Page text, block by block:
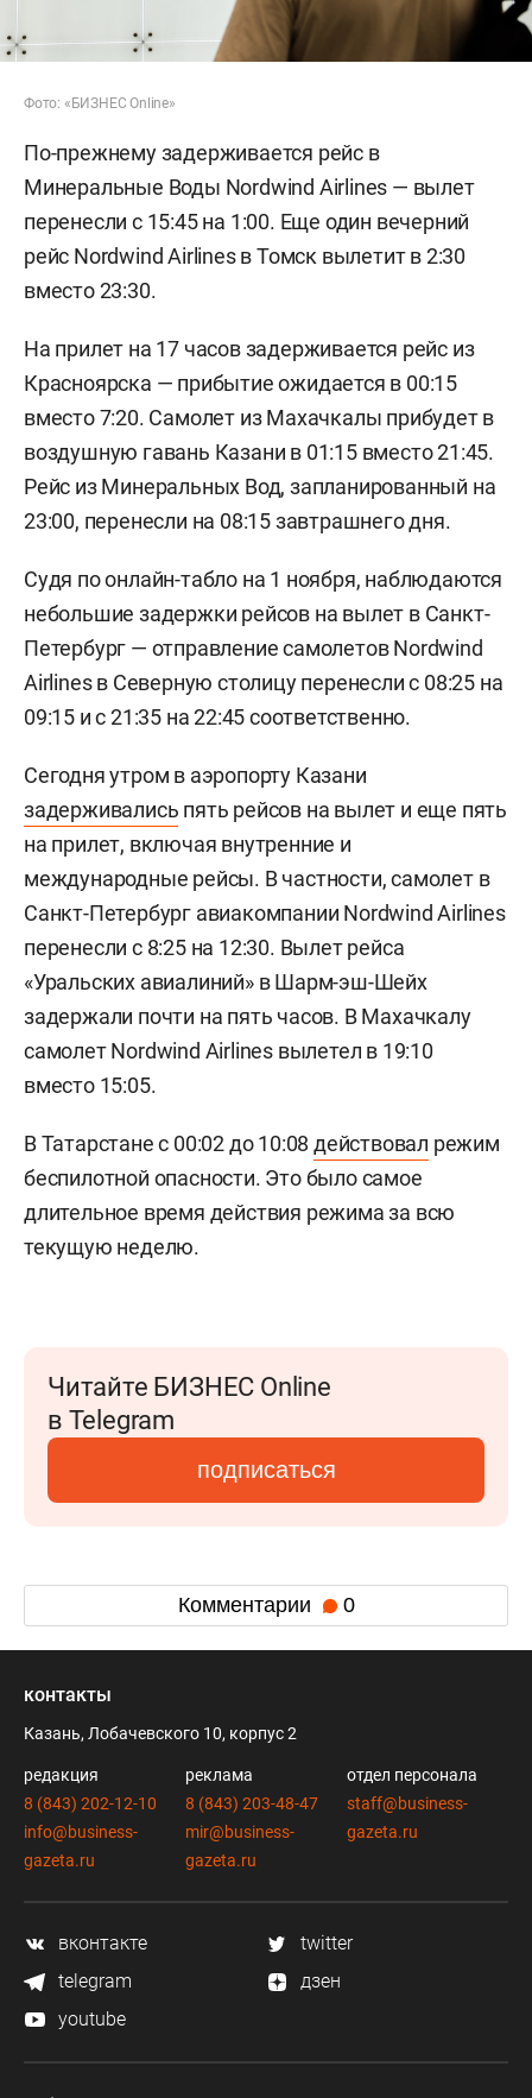
Фото: «БИЗНЕС Online»
По-прежнему задерживается рейс в
Минеральные Воды Nordwind Airlines — вылет
перенесли с 15:45 на 1:00. Еще один вечерний
рейс Nordwind Airlines в Томск вылетит в 2:30
вместо 23:30.
На прилет на 17 часов задерживается рейс из
Красноярска — прибытие ожидается в 00:15
вместо 7:20. Самолет из Махачкалы прибудет в
воздушную гавань Казани в 01:15 вместо 21:45.
Рейс из Минеральных Вод, запланированный на
23:00, перенесли на 08:15 завтрашнего дня.
Судя по онлайн-табло на 1 ноября, наблюдаются
небольшие задержки рейсов на вылет в Санкт-
Петербург — отправление самолетов Nordwind
Airlines в Северную столицу перенесли с 08:25 на
09:15 и с 21:35 на 22:45 соответственно.
Сегодня утром в аэропорту Казани
задерживались пять рейсов на вылет и еще пять
на прилет, включая внутренние и
международные рейсы. В частности, самолет в
Санкт-Петербург авиакомпании Nordwind Airlines
перенесли с 8:25 на 12:30. Вылет рейса
«Уральских авиалиний» в Шарм-эш-Шейх
задержали почти на пять часов. В Махачкалу
самолет Nordwind Airlines вылетел в 19:10
вместо 15:05.
В Татарстане с 00:02 до 10:08действовал режим
беспилотной опасности. Это было самое
длительное время действия режима за всю
текущую неделю.
Читайте БИЗНЕС Online
в Telegram
подписаться
Комментарии 0
контакты
Казань, Лобачевского 10, корпус 2
редакция
8 (843) 202-12-10
info@business-
gazeta.ru
реклама
8 (843) 203-48-47
mir@business-
gazeta.ru
отдел персонала
staff@business-
gazeta.ru
вконтакте
twitter
telegram
дзен
youtube